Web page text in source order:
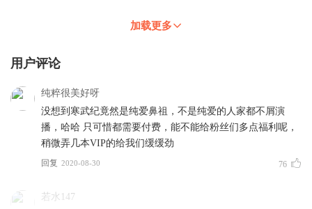
加载更多
用户评论
纯粹很美好呀
没想到寒武纪竟然是纯爱鼻祖，不是纯爱的人家都不屑演
播，哈哈 只可惜都需要付费，能不能给粉丝们多点福利呢，
稍微弄几本VIP的给我们缓缓劲
回复 2020-08-30 76
若水147